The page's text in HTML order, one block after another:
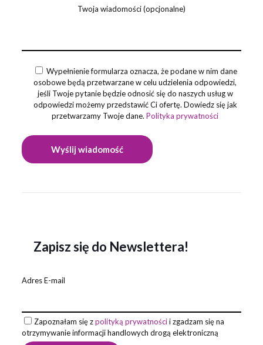
Twoja wiadomości (opcjonalne)
Wypełnienie formularza oznacza, że podane w nim dane
osobowe będą przetwarzane w celu udzielenia odpowiedzi,
jeśli Twoje pytanie będzie odnosić się do naszych usług w
odpowiedzi możemy przedstawić Ci ofertę. Dowiedz się jak
przetwarzamy Twoje dane.Polityka prywatności
Zapisz się do Newslettera!
Adres E-mail
Zapoznałam się zpolityką prywatnościi zgadzam się na
otrzymywanie informacji handlowych drogą elektroniczną